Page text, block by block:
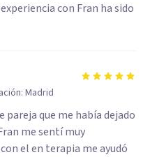
con Fran ha sido
Madrid
pareja que me había dejado
me sentí muy
el en terapia me ayudó